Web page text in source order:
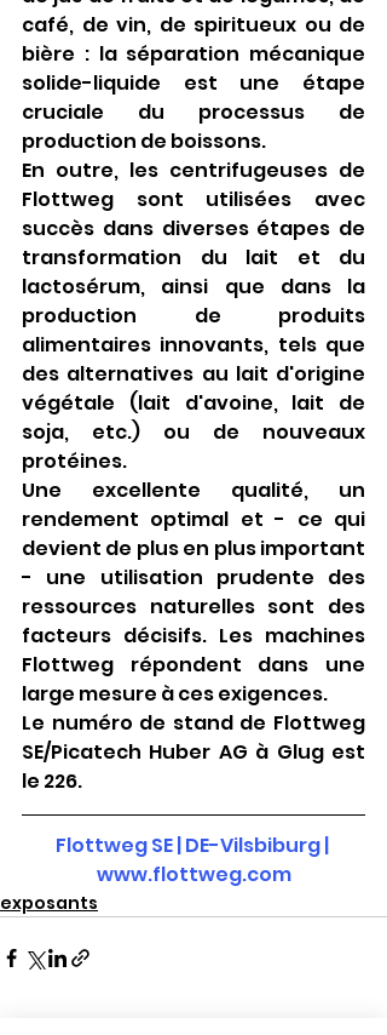
café, de vin, de spiritueux ou de
bière : la séparation mécanique
solide-liquide est une étape
cruciale du processus de
production de boissons.
En outre, les centrifugeuses de
Flottweg sont utilisées avec
succès dans diverses étapes de
transformation du lait et du
lactosérum, ainsi que dans la
production de produits
alimentaires innovants, tels que
des alternatives au lait d'origine
végétale (lait d'avoine, lait de
soja, etc.) ou de nouveaux
protéines.
Une excellente qualité, un
rendement optimal et - ce qui
devient de plus en plus important
- une utilisation prudente des
ressources naturelles sont des
facteurs décisifs. Les machines
Flottweg répondent dans une
large mesure à ces exigences.
Le numéro de stand de Flottweg
SE/Picatech Huber AG à Glug est
le 226.
Flottweg SE | DE-Vilsbiburg |
www.flottweg.com
exposants